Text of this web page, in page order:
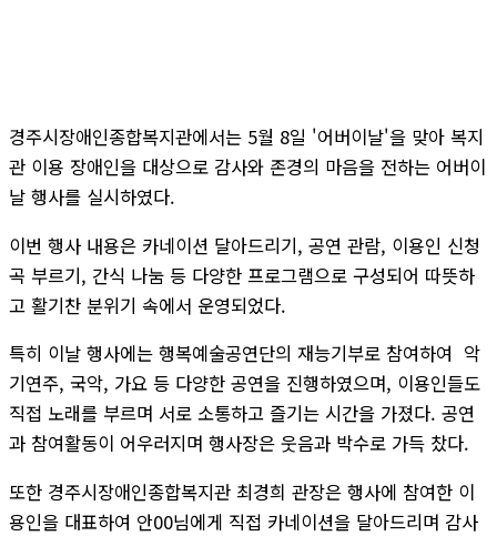
경주시장애인종합복지관에서는 5월 8일 '어버이날'을 맞아 복지
관 이용 장애인을 대상으로 감사와 존경의 마음을 전하는 어버이
날 행사를 실시하였다.
이번 행사 내용은 카네이션 달아드리기, 공연 관람, 이용인 신청
곡 부르기, 간식 나눔 등 다양한 프로그램으로 구성되어 따뜻하
고 활기찬 분위기 속에서 운영되었다.
특히 이날 행사에는 행복예술공연단의 재능기부로 참여하여 악
기연주, 국악, 가요 등 다양한 공연을 진행하였으며, 이용인들도
직접 노래를 부르며 서로 소통하고 즐기는 시간을 가졌다. 공연
과 참여활동이 어우러지며 행사장은 웃음과 박수로 가득 찼다.
또한 경주시장애인종합복지관 최경희 관장은 행사에 참여한 이
용인을 대표하여 안00님에게 직접 카네이션을 달아드리며 감사